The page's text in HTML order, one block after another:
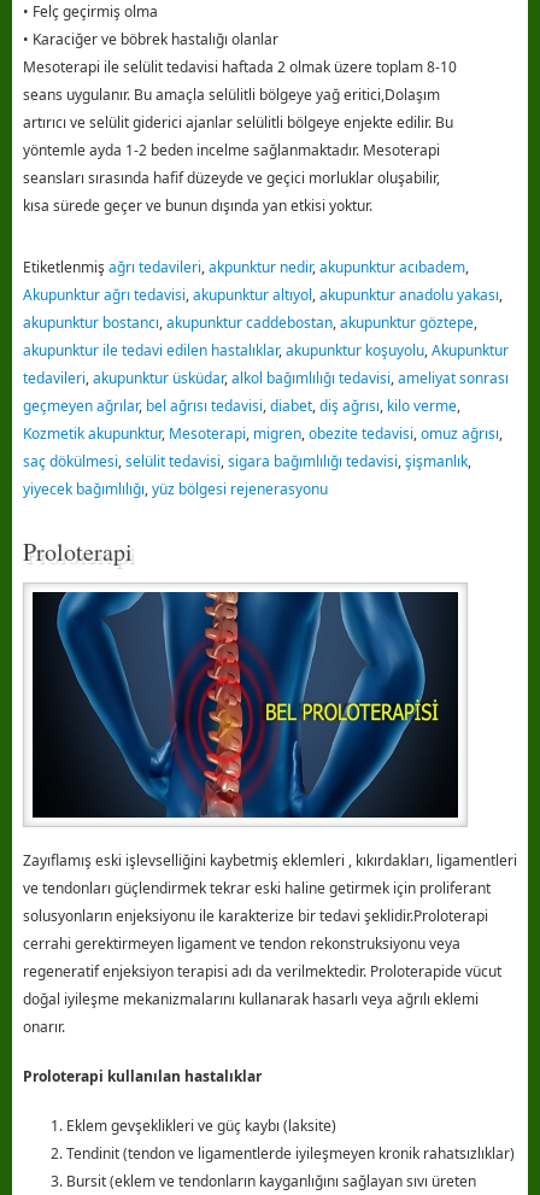
• Felç geçirmiş olma
• Karaciğer ve böbrek hastalığı olanlar
Mesoterapi ile selülit tedavisi haftada 2 olmak üzere toplam 8-10
seans uygulanır. Bu amaçla selülitli bölgeye yağ eritici,Dolaşım
artırıcı ve selülit giderici ajanlar selülitli bölgeye enjekte edilir. Bu
yöntemle ayda 1-2 beden incelme sağlanmaktadır. Mesoterapi
seansları sırasında hafif düzeyde ve geçici morluklar oluşabilir,
kısa sürede geçer ve bunun dışında yan etkisi yoktur.
Etiketlenmiş ağrı tedavileri,akpunktur nedir,akupunktur acıbadem,
Akupunktur ağrı tedavisi,akupunktur altıyol,akupunktur anadolu yakası,
akupunktur bostancı,akupunktur caddebostan,akupunktur göztepe,
akupunktur ile tedavi edilen hastalıklar,akupunktur koşuyolu,Akupunktur
tedavileri,akupunktur üsküdar,alkol bağımlılığı tedavisi,ameliyat sonrası
geçmeyen ağrılar, bel ağrısı tedavisi,diabet,diş ağrısı, kilo verme,
Kozmetik akupunktur, Mesoterapi, migren,obezite tedavisi,omuz ağrısı,
saç dökülmesi,selülit tedavisi,sigara bağımlılığı tedavisi,şişmanlık,
yiyecek bağımlılığı,yüz bölgesi rejenerasyonu
Proloterapi
Zayıflamış eski işlevselliğini kaybetmiş eklemleri , kıkırdakları, ligamentleri
ve tendonları güçlendirmek tekrar eski haline getirmek için proliferant
solusyonların enjeksiyonu ile karakterize bir tedavi şeklidir.Proloterapi
cerrahi gerektirmeyen ligament ve tendon rekonstruksiyonu veya
regeneratif enjeksiyon terapisi adı da verilmektedir. Proloterapide vücut
doğal iyileşme mekanizmalarını kullanarak hasarlı veya ağrılı eklemi
onarır.
Proloterapi kullanılan hastalıklar
Eklem gevşeklikleri ve güç kaybı (laksite)
Tendinit (tendon ve ligamentlerde iyileşmeyen kronik rahatsızlıklar)
Bursit (eklem ve tendonların kayganlığını sağlayan sıvı üreten